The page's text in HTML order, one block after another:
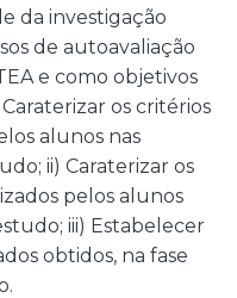
da investigação
de autoavaliação
e como objetivos
os critérios
alunos nas
ii) Caraterizar os
pelos alunos
iii) Estabelecer
obtidos, na fase